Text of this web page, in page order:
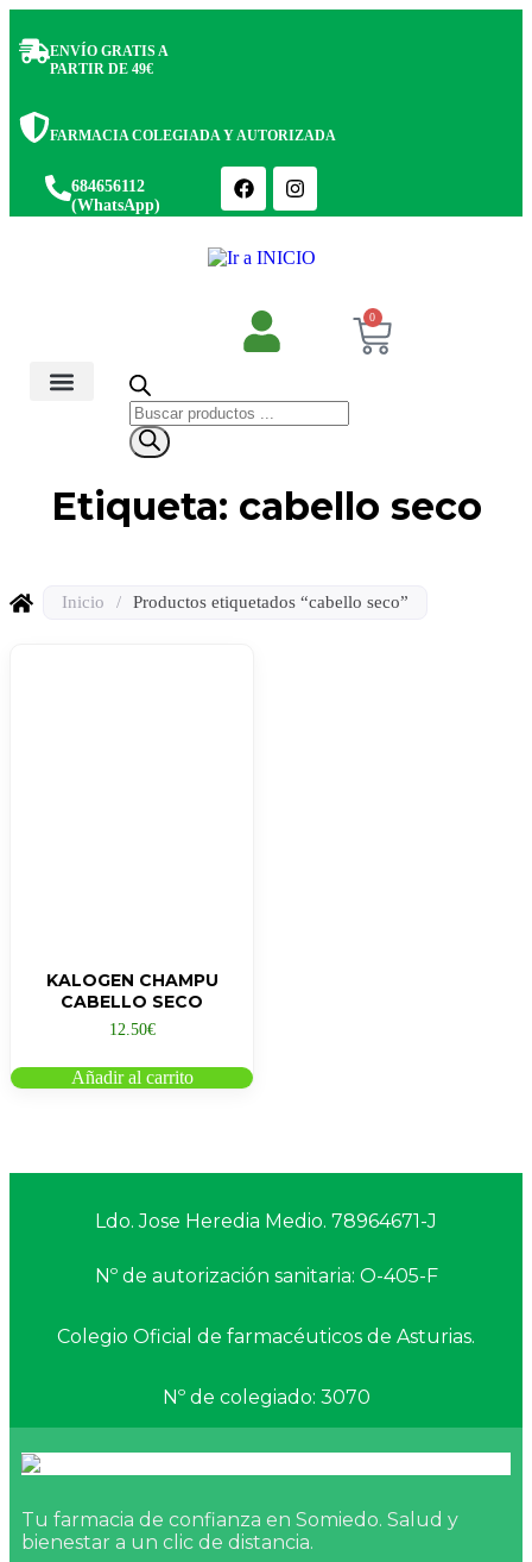
ENVÍO GRATIS A
PARTIR DE 49€
FARMACIA COLEGIADA Y AUTORIZADA
684656112
(WhatsApp)
0
Etiqueta: cabello seco
Inicio / Productos etiquetados “cabello seco”
KALOGEN CHAMPU
CABELLO SECO
12.50€
Añadir al carrito
Ldo. Jose Heredia Medio. 78964671-J
Nº de autorización sanitaria: O-405-F
Colegio Oficial de farmacéuticos de Asturias.
Nº de colegiado: 3070
Tu farmacia de confianza en Somiedo. Salud y
bienestar a un clic de distancia.